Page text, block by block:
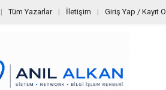
Tüm Yazarlar İletişim Giriş Yap / Kayıt Ol